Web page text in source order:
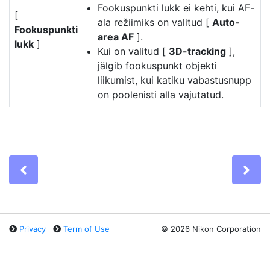
[
Fookuspunkti
lukk ]
Fookuspunkti lukk ei kehti, kui AF-
ala režiimiks on valitud [ Auto-
area AF ].
Kui on valitud [ 3D-tracking ],
jälgib fookuspunkt objekti
liikumist, kui katiku vabastusnupp
on poolenisti alla vajutatud.
Privacy Term of Use © 2026 Nikon Corporation